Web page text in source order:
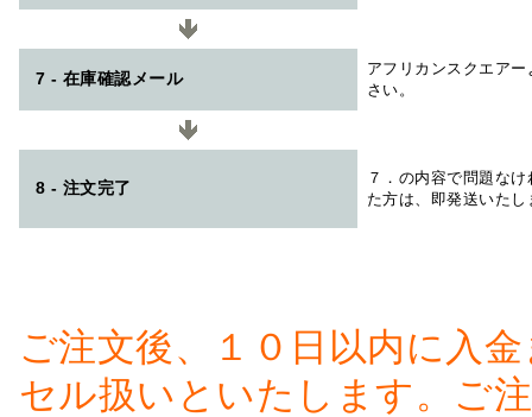
7 - 在庫確認メール
アフリカンスクエアー
さい。
8 - 注文完了
７．の内容で問題な
た方は、即発送いたし
ご注文後、１０日以内に入
セル扱いといたします。ご